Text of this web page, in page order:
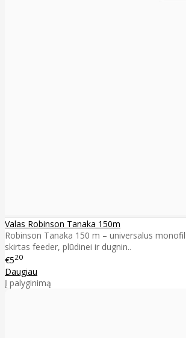
Valas Robinson Tanaka 150m
Robinson Tanaka 150 m – universalus
skirtas feeder, plūdinei ir dugnin..
€520
Daugiau
Į palyginimą